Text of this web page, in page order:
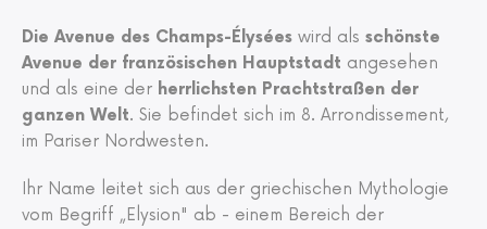
Die Avenue des Champs-Élysées wird als schönste
Avenue der französischen Hauptstadt angesehen
und als eine der herrlichsten Prachtstraßen der
ganzen Welt. Sie befindet sich im 8. Arrondissement,
im Pariser Nordwesten.
Ihr Name leitet sich aus der griechischen Mythologie
vom Begriff „Elysion" ab - einem Bereich der